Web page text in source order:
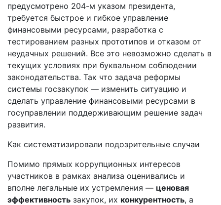
предусмотрено 204-м указом президента,
требуется быстрое и гибкое управление
финансовыми ресурсами, разработка с
тестированием разных прототипов и отказом от
неудачных решений. Все это невозможно сделать в
текущих условиях при буквальном соблюдении
законодательства. Так что задача реформы
системы госзакупок — изменить ситуацию и
сделать управление финансовыми ресурсами в
госуправлении поддерживающим решение задач
развития.
Как систематизировали подозрительные случаи
Помимо прямых коррупционных интересов
участников в рамках анализа оценивались и
вполне легальные их устремления — ценовая
эффективность закупок, их конкурентность, а